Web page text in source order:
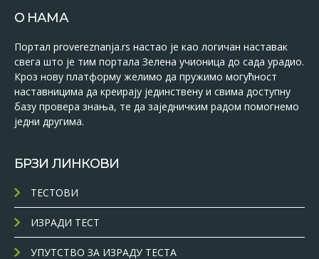
О НАМА
Портал provereznanja.rs настао је као логичан наставак
свега што је тим портала Зелена учионица до сада урадио.
Кроз нову платформу желимо да пружимо могућност
наставницима да креирају јединствену и свима доступну
базу провера знања, те да заједничким радом помогнемо
једни другима.
БРЗИ ЛИНКОВИ
ТЕСТОВИ
ИЗРАДИ ТЕСТ
УПУТСТВО ЗА ИЗРАДУ ТЕСТА